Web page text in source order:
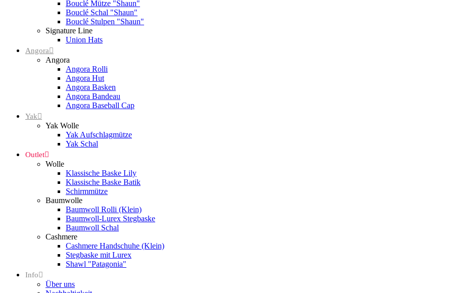
Bouclé Mütze "Shaun"
Bouclé Schal "Shaun"
Bouclé Stulpen "Shaun"
Signature Line
Union Hats
Angora
Angora
Angora Rolli
Angora Hut
Angora Basken
Angora Bandeau
Angora Baseball Cap
Yak
Yak Wolle
Yak Aufschlagmütze
Yak Schal
Outlet
Wolle
Klassische Baske Lily
Klassische Baske Batik
Schirmmütze
Baumwolle
Baumwoll Rolli (Klein)
Baumwoll-Lurex Stegbaske
Baumwoll Schal
Cashmere
Cashmere Handschuhe (Klein)
Stegbaske mit Lurex
Shawl "Patagonia"
Info
Über uns